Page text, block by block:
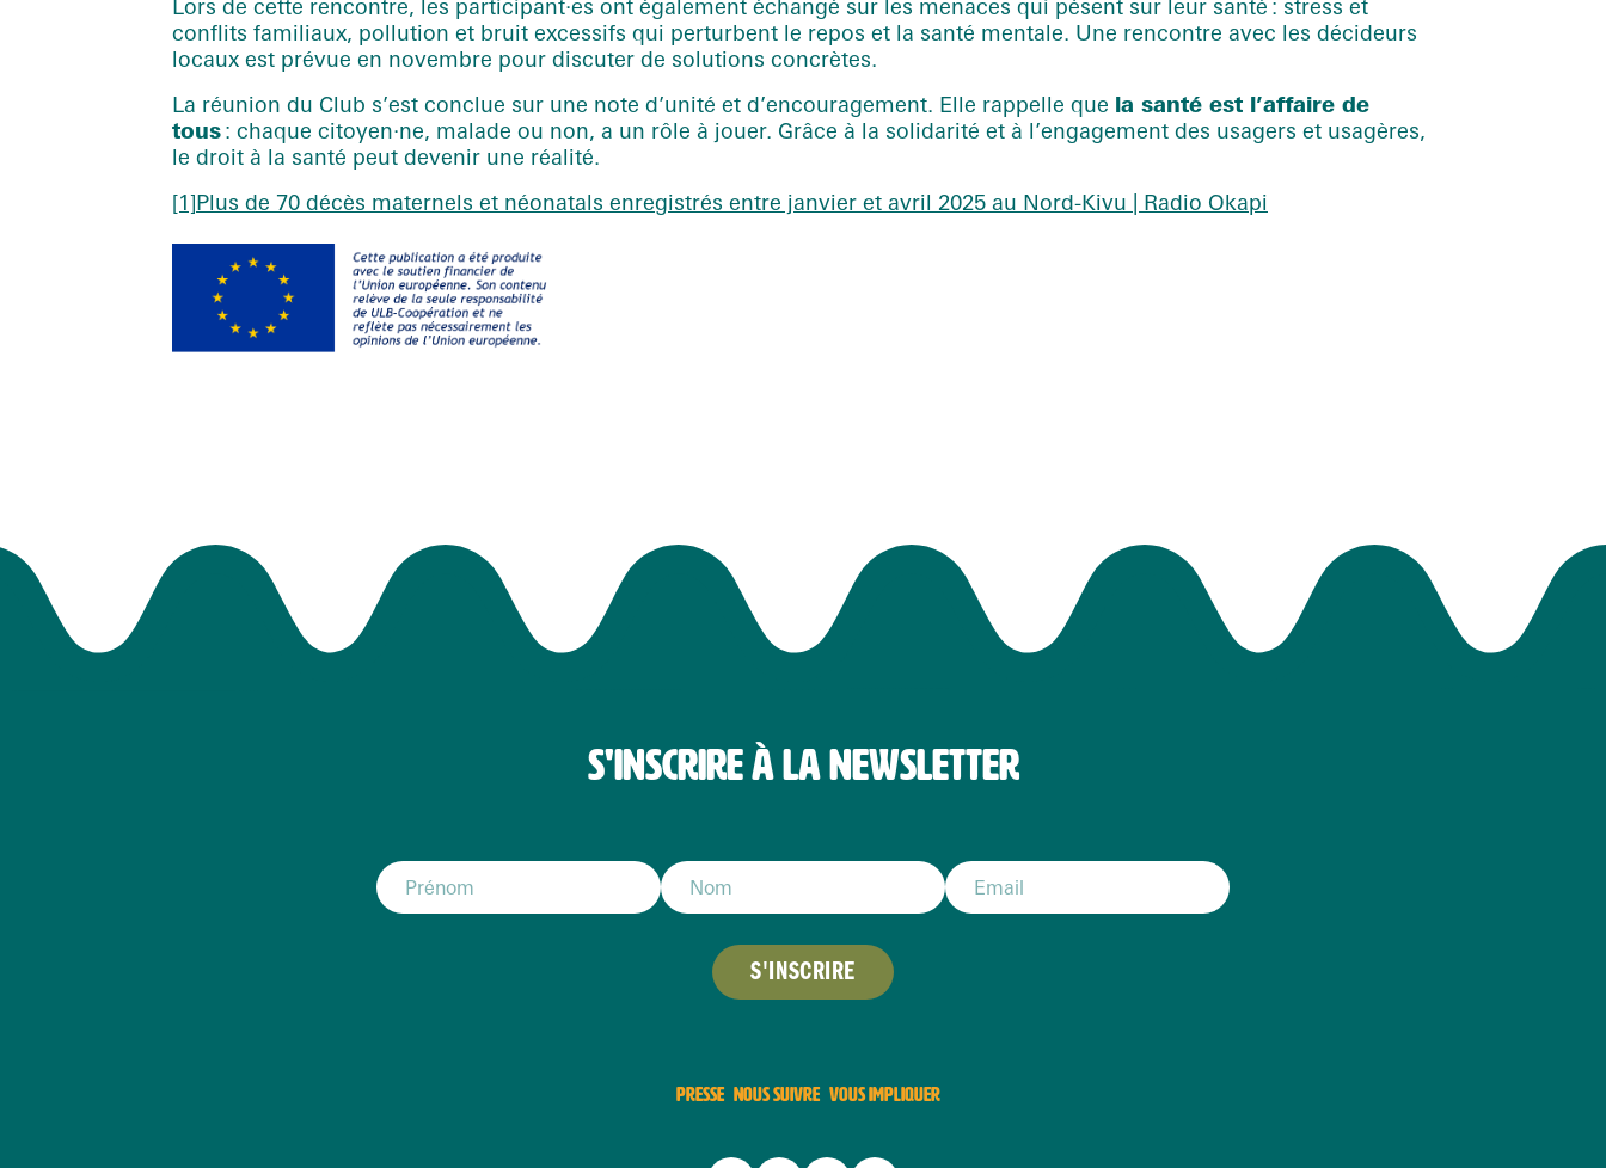
Lors de cette rencontre, les participant·es ont également échangé sur les menaces qui pèsent sur leur santé : stress et
conflits familiaux, pollution et bruit excessifs qui perturbent le repos et la santé mentale. Une rencontre avec les décideurs
locaux est prévue en novembre pour discuter de solutions concrètes.
La réunion du Club s’est conclue sur une note d’unité et d’encouragement. Elle rappelle que la santé est l’affaire de
tous: chaque citoyen·ne, malade ou non, a un rôle à jouer. Grâce à la solidarité et à l’engagement des usagers et usagères,
le droit à la santé peut devenir une réalité.
[1]Plus de 70 décès maternels et néonatals enregistrés entre janvier et avril 2025 au Nord-Kivu | Radio Okapi
S'INSCRIRE À LA NEWSLETTER
S'INSCRIRE
PRESSE NOUS SUIVRE VOUS IMPLIQUER